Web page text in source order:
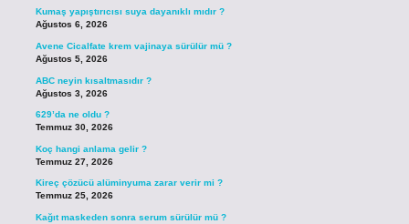
Kumaş yapıştırıcısı suya dayanıklı mıdır ?
Ağustos 6, 2026
Avene Cicalfate krem vajinaya sürülür mü ?
Ağustos 5, 2026
ABC neyin kısaltmasıdır ?
Ağustos 3, 2026
629’da ne oldu ?
Temmuz 30, 2026
Koç hangi anlama gelir ?
Temmuz 27, 2026
Kireç çözücü alüminyuma zarar verir mi ?
Temmuz 25, 2026
Kağıt maskeden sonra serum sürülür mü ?